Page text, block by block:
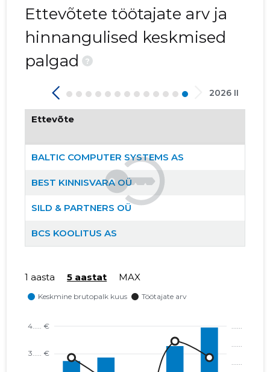
Ettevõtete töötajate arv ja
hinnangulised keskmised
palgad
?
2026 II
Ettevõte
BALTIC COMPUTER SYSTEMS AS
BEST KINNISVARA OÜ
SILD & PARTNERS OÜ
BCS KOOLITUS AS
1 aasta 5 aastat MAX